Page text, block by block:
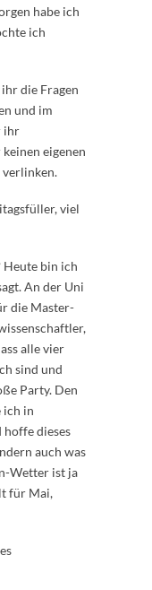
habe ich
ich
die Fragen
und im
ihr
eigenen
verlinken.
viel
Heute bin ich
An der Uni
die Master-
alle vier
sind und
Party. Den
ich in
dieses
auch was
Wetter ist ja
für Mai,